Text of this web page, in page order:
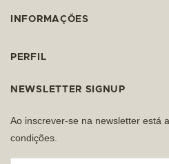
INFORMAÇÕES
PERFIL
NEWSLETTER SIGNUP
Ao inscrever-se na newsletter está
condições.